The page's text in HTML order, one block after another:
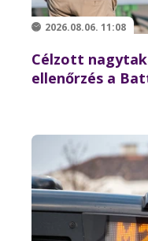
2026.08.06. 11:08
Célzott
ellenőrzés a